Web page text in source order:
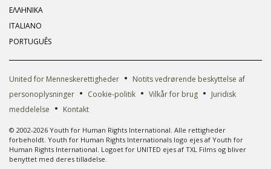
ΕΛΛΗΝΙΚA
ITALIANO
PORTUGUÊS
United for Menneskerettigheder • Notits vedrørende beskyttelse af
personoplysninger • Cookie-politik • Vilkår for brug • Juridisk
meddelelse • Kontakt
© 2002-2026 Youth for Human Rights International. Alle rettigheder
forbeholdt. Youth for Human Rights Internationals logo ejes af Youth for
Human Rights International. Logoet for UNITED ejes af TXL Films og bliver
benyttet med deres tilladelse.